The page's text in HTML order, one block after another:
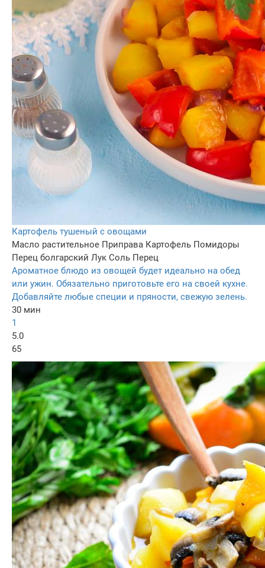
Картофель тушеный с овощами
Масло растительное Приправа Картофель Помидоры
Перец болгарский Лук Соль Перец
Ароматное блюдо из овощей будет идеально на обед
или ужин. Обязательно приготовьте его на своей кухне.
Добавляйте любые специи и пряности, свежую зелень.
30 мин
1
5.0
65